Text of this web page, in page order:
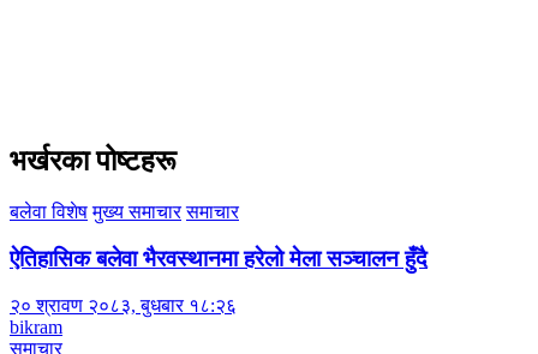
भर्खरका पोष्टहरू
बलेवा विशेष मुख्य समाचार समाचार
ऐतिहासिक बलेवा भैरवस्थानमा हरेलो मेला सञ्चालन हुँदै
२० श्रावण २०८३, बुधबार १८:२६
bikram
समाचार